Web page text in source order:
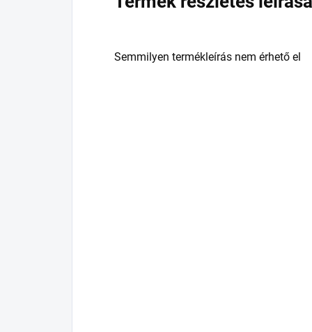
Semmilyen termékleírás nem érhető el